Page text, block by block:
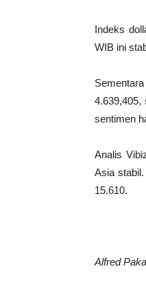
Indeks
WIB ini
sentimen
Analis
Asia
15.610.
Alfred